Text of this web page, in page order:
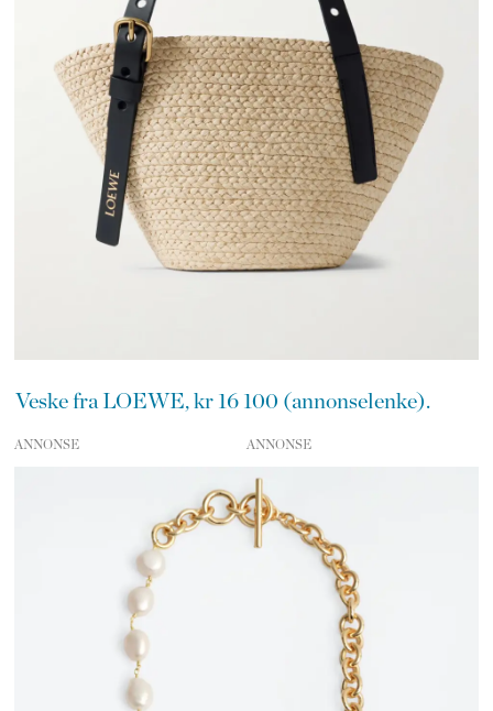
Veske fra LOEWE, kr 16 100 (annonselenke).
ANNONSE